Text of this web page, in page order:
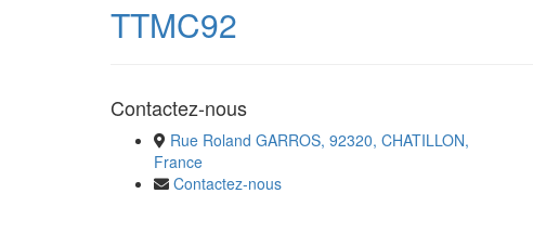
TTMC92
Contactez-nous
Rue Roland GARROS, 92320, CHATILLON,
France
Contactez-nous